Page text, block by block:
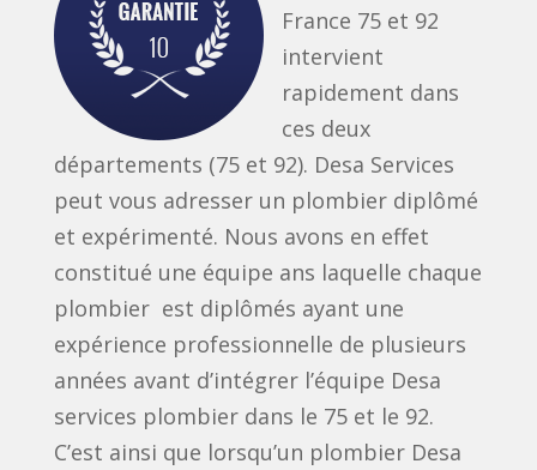
France 75 et 92
intervient
rapidement dans
ces deux
départements (75 et 92). Desa Services
peut vous adresser un plombier diplômé
et expérimenté. Nous avons en effet
constitué une équipe ans laquelle chaque
plombier est diplômés ayant une
expérience professionnelle de plusieurs
années avant d’intégrer l’équipe Desa
services plombier dans le 75 et le 92.
C’est ainsi que lorsqu’un plombier Desa